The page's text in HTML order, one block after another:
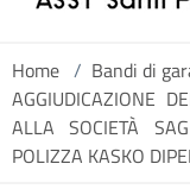
Home / Bandi di
AGGIUDICAZIONE
ALLA SOCIETÀ
POLIZZA KASKO